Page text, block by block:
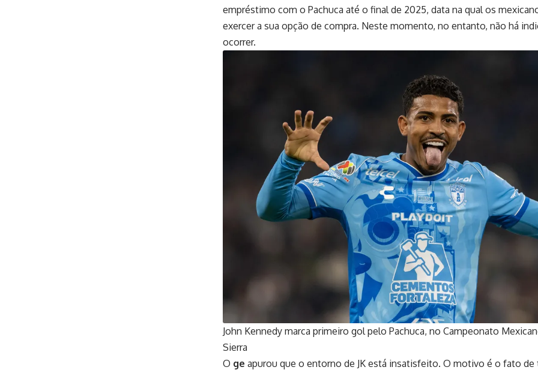
empréstimo com o Pachuca até o final de 2025, data na qual os
exercer a sua opção de compra. Neste momento, no entanto, não há
ocorrer.
John Kennedy marca primeiro gol pelo Pachuca, no Campeonato
Sierra
O ge apurou que o entorno de JK está insatisfeito. O motivo é o fato de